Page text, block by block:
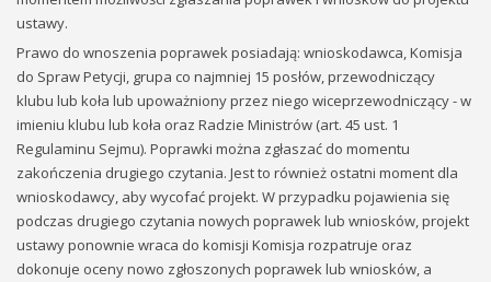
ustawy.
Prawo do wnoszenia poprawek posiadają: wnioskodawca, Komisja
do Spraw Petycji, grupa co najmniej 15 posłów, przewodniczący
klubu lub koła lub upoważniony przez niego wiceprzewodniczący - w
imieniu klubu lub koła oraz Radzie Ministrów (art. 45 ust. 1
Regulaminu Sejmu). Poprawki można zgłaszać do momentu
zakończenia drugiego czytania. Jest to również ostatni moment dla
wnioskodawcy, aby wycofać projekt. W przypadku pojawienia się
podczas drugiego czytania nowych poprawek lub wniosków, projekt
ustawy ponownie wraca do komisji Komisja rozpatruje oraz
dokonuje oceny nowo zgłoszonych poprawek lub wniosków, a